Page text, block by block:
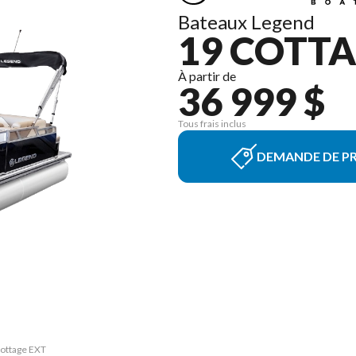
EXT
Bateaux Legend
19
À partir de
36 999 $
Tous frais inclus
DEMANDE DE